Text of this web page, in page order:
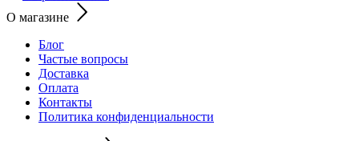
О магазине
Блог
Частые вопросы
Доставка
Оплата
Контакты
Политика конфиденциальности